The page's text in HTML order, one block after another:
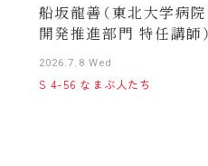
船坂龍善（東北大学病
開発推進部門 特任講師）
2026.7.8 Wed
S 4-56 なまぶ人たち